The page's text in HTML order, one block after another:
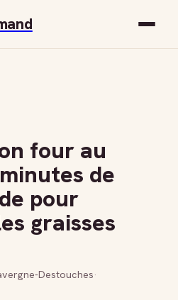
four au
de
pour
graisses
Destouches·